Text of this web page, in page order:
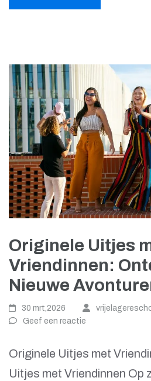
Originele Uitjes
Vriendinnen:
Nieuwe
30 mrt,2026
Geef een reactie
Originele Uitjes met
Uitjes met Vriendinnen Op